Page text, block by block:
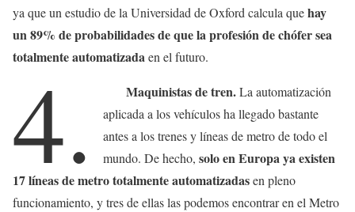
ya que un estudio de la Universidad de Oxford calcula quehay
un 89% de probabilidades de que la profesión de chófer sea
totalmente automatizadaen el futuro.
4. Maquinistas de tren.La automatización
aplicada a los vehículos ha llegado bastante
antes a los trenes y líneas de metro de todo el
mundo. De hecho,solo en Europa ya existen
17 líneas de metro totalmente automatizadasen pleno
funcionamiento, y tres de ellas las podemos encontrar en el Metro